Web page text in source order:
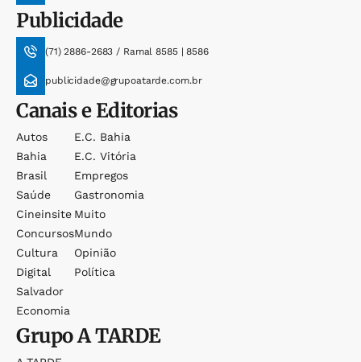
Publicidade
(71) 2886-2683 / Ramal 8585 | 8586
publicidade@grupoatarde.com.br
Canais e Editorias
Autos
Bahia
Brasil
Saúde
Cineinsite
Concursos
Cultura
Digital
Salvador
Economia
E.c. Bahia
E.c. Vitória
Empregos
Gastronomia
Muito
Mundo
Opinião
Política
GrupoA TARDE